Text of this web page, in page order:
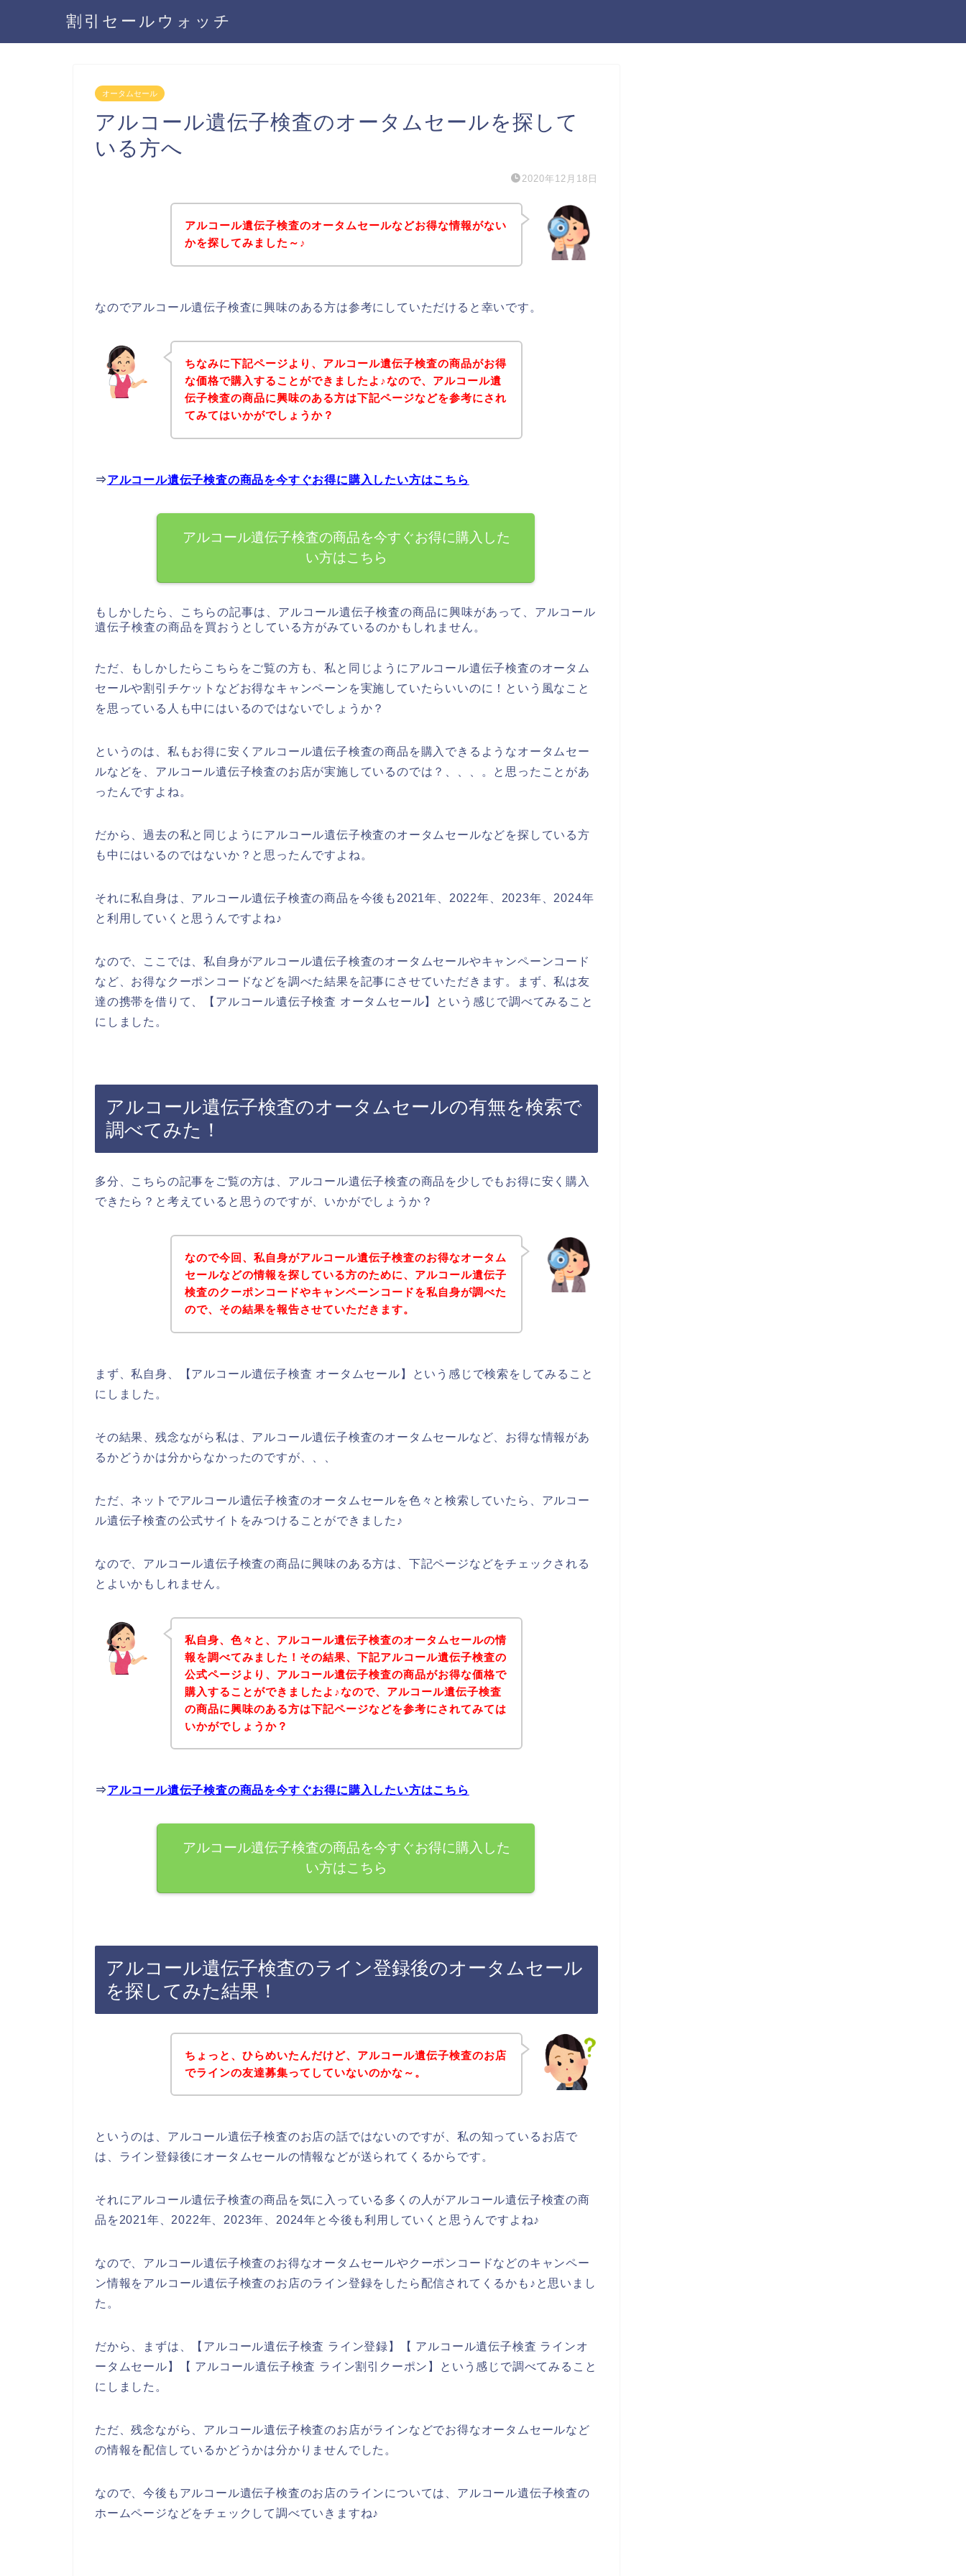
割引セールウォッチ
オータムセール
アルコール遺伝子検査のオータムセールを探して
いる方へ
2020年12月18日
アルコール遺伝子検査のオータムセールなどお得な情報がない
かを探してみました～♪
なのでアルコール遺伝子検査に興味のある方は参考にしていただけると幸いです。
ちなみに下記ページより、アルコール遺伝子検査の商品がお得
な価格で購入することができましたよ♪なので、アルコール遺
伝子検査の商品に興味のある方は下記ページなどを参考にされ
てみてはいかがでしょうか？
⇒アルコール遺伝子検査の商品を今すぐお得に購入したい方はこちら
アルコール遺伝子検査の商品を今すぐお得に購入した
い方はこちら
もしかしたら、こちらの記事は、アルコール遺伝子検査の商品に興味があって、アルコール
遺伝子検査の商品を買おうとしている方がみているのかもしれません。
ただ、もしかしたらこちらをご覧の方も、私と同じようにアルコール遺伝子検査のオータム
セールや割引チケットなどお得なキャンペーンを実施していたらいいのに！という風なこと
を思っている人も中にはいるのではないでしょうか？
というのは、私もお得に安くアルコール遺伝子検査の商品を購入できるようなオータムセー
ルなどを、アルコール遺伝子検査のお店が実施しているのでは？、、、。と思ったことがあ
ったんですよね。
だから、過去の私と同じようにアルコール遺伝子検査のオータムセールなどを探している方
も中にはいるのではないか？と思ったんですよね。
それに私自身は、アルコール遺伝子検査の商品を今後も2021年、2022年、2023年、2024年
と利用していくと思うんですよね♪
なので、ここでは、私自身がアルコール遺伝子検査のオータムセールやキャンペーンコード
など、お得なクーポンコードなどを調べた結果を記事にさせていただきます。まず、私は友
達の携帯を借りて、【アルコール遺伝子検査 オータムセール】という感じで調べてみること
にしました。
アルコール遺伝子検査のオータムセールの有無を検索で
調べてみた！
多分、こちらの記事をご覧の方は、アルコール遺伝子検査の商品を少しでもお得に安く購入
できたら？と考えていると思うのですが、いかがでしょうか？
なので今回、私自身がアルコール遺伝子検査のお得なオータム
セールなどの情報を探している方のために、アルコール遺伝子
検査のクーポンコードやキャンペーンコードを私自身が調べた
ので、その結果を報告させていただきます。
まず、私自身、【アルコール遺伝子検査 オータムセール】という感じで検索をしてみること
にしました。
その結果、残念ながら私は、アルコール遺伝子検査のオータムセールなど、お得な情報があ
るかどうかは分からなかったのですが、、、
ただ、ネットでアルコール遺伝子検査のオータムセールを色々と検索していたら、アルコー
ル遺伝子検査の公式サイトをみつけることができました♪
なので、アルコール遺伝子検査の商品に興味のある方は、下記ページなどをチェックされる
とよいかもしれません。
私自身、色々と、アルコール遺伝子検査のオータムセールの情
報を調べてみました！その結果、下記アルコール遺伝子検査の
公式ページより、アルコール遺伝子検査の商品がお得な価格で
購入することができましたよ♪なので、アルコール遺伝子検査
の商品に興味のある方は下記ページなどを参考にされてみては
いかがでしょうか？
⇒アルコール遺伝子検査の商品を今すぐお得に購入したい方はこちら
アルコール遺伝子検査の商品を今すぐお得に購入した
い方はこちら
アルコール遺伝子検査のライン登録後のオータムセール
を探してみた結果！
ちょっと、ひらめいたんだけど、アルコール遺伝子検査のお店
でラインの友達募集ってしていないのかな～。
というのは、アルコール遺伝子検査のお店の話ではないのですが、私の知っているお店で
は、ライン登録後にオータムセールの情報などが送られてくるからです。
それにアルコール遺伝子検査の商品を気に入っている多くの人がアルコール遺伝子検査の商
品を2021年、2022年、2023年、2024年と今後も利用していくと思うんですよね♪
なので、アルコール遺伝子検査のお得なオータムセールやクーポンコードなどのキャンペー
ン情報をアルコール遺伝子検査のお店のライン登録をしたら配信されてくるかも♪と思いまし
た。
だから、まずは、【アルコール遺伝子検査 ライン登録】【 アルコール遺伝子検査 ラインオ
ータムセール】【 アルコール遺伝子検査 ライン割引クーポン】という感じで調べてみること
にしました。
ただ、残念ながら、アルコール遺伝子検査のお店がラインなどでお得なオータムセールなど
の情報を配信しているかどうかは分かりませんでした。
なので、今後もアルコール遺伝子検査のお店のラインについては、アルコール遺伝子検査の
ホームページなどをチェックして調べていきますね♪